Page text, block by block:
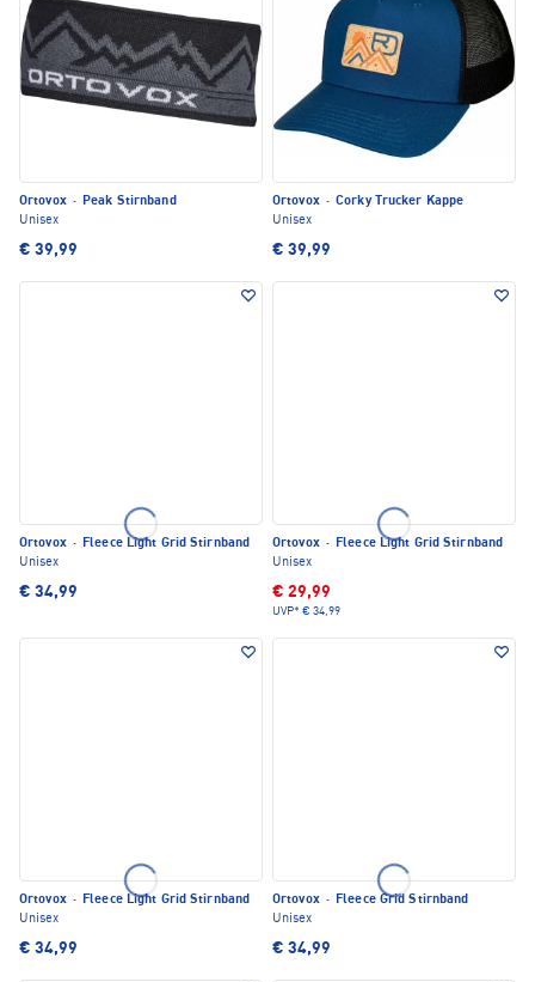
Ortovox · Peak Stirnband
Unisex
€ 39,99
Ortovox · Corky Trucker Kappe
Unisex
€ 39,99
Ortovox · Fleece Light Grid Stirnband
Unisex
€ 34,99
Ortovox · Fleece Light Grid Stirnband
Unisex
€ 29,99
UVP* € 34,99
Ortovox · Fleece Light Grid Stirnband
Unisex
€ 34,99
Ortovox · Fleece Grid Stirnband
Unisex
€ 34,99